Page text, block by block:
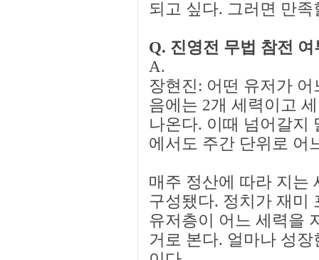
되고 싶다. 그러면 만족
Q. 진영전 무법 참전
A.
장현진: 어떤 유저가
음에는 2개 세력이고
나온다. 이때 넘어갈지
에서도 주간 단위로 어
매주 정산에 따라 지는
구성됐다. 정치가 재미
유저층이 어느 세력을
거로 본다. 얼마나 성